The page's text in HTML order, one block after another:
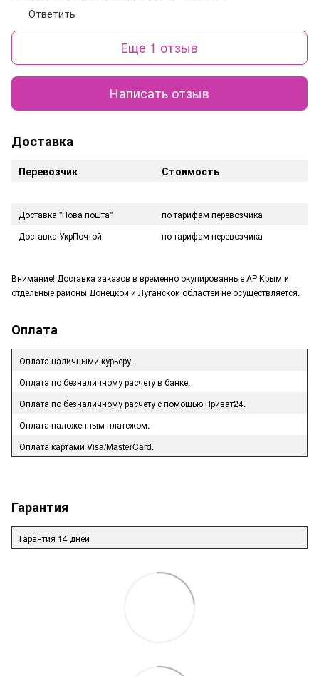
Ответить
Еще 1 отзыв
Написать отзыв
Доставка
Перевозчик Стоимость
Доставка "Нова пошта"
по тарифам перевозчика
Доставка УкрПочтой
по тарифам перевозчика
Внимание! Доставка заказов в временно окупированные АР Крым и
отдельные районы Донецкой и Луганской областей не осуществляется.
Оплата
Оплата наличными курьеру.
Оплата по безналичному расчету в банке.
Оплата по безналичному расчету с помощью Приват24.
Оплата наложенным платежом.
Оплата картами Visa/MasterCard.
Гарантия
Гарантия 14 дней